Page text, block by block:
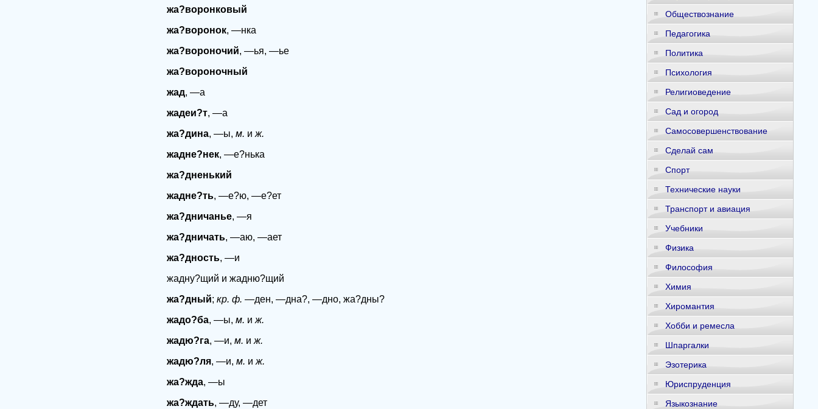
жа?воронковый
жа?воронок, —нка
жа?вороночий, —ья, —ье
жа?вороночный
жад, —а
жадеи?т, —а
жа?дина, —ы, м. и ж.
жадне?нек, —е?нька
жа?дненький
жадне?ть, —е?ю, —е?ет
жа?дничанье, —я
жа?дничать, —аю, —ает
жа?дность, —и
жадну?щий и жадню?щий
жа?дный; кр. ф. —ден, —дна?, —дно, жа?дны?
жадо?ба, —ы, м. и ж.
жадю?га, —и, м. и ж.
жадю?ля, —и, м. и ж.
жа?жда, —ы
жа?ждать, —ду, —дет
Обществознание
Педагогика
Политика
Психология
Религиоведение
Сад и огород
Самосовершенствование
Сделай сам
Спорт
Технические науки
Транспорт и авиация
Учебники
Физика
Философия
Химия
Хиромантия
Хобби и ремесла
Шпаргалки
Эзотерика
Юриспруденция
Языкознание